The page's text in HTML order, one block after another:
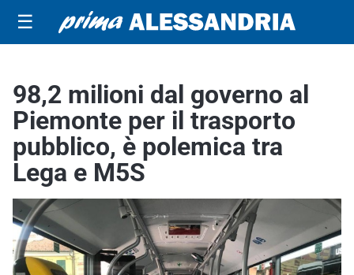
☰
98,2 milioni dal governo al
Piemonte per il trasporto
pubblico, è polemica tra
Lega e M5S